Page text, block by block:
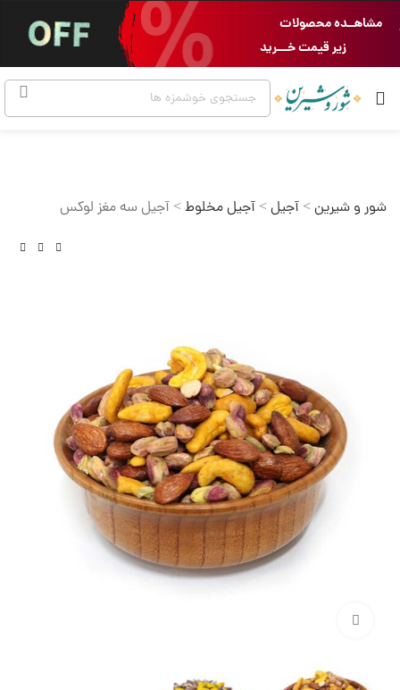
مشاهــده محصولات
زیر قیمت خـــرید
شور و شیرین> آجیل> آجیل مخلوط> آجیل سه مغز لوکس